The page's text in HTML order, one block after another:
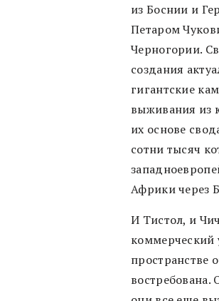
из Боснии и
Петаром
Черногории.
создания
гигантские
выживания из
их основе
сотни тысяч
Африки через
И Тистол, и
коммерческий
пространстве